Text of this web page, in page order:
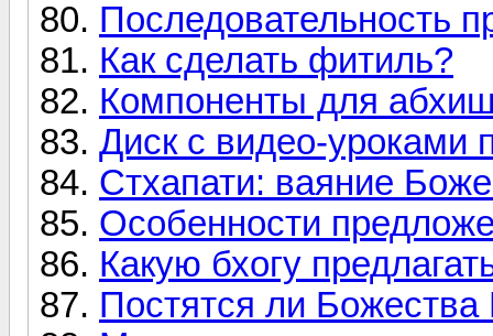
Последовательность
Как сделать фитиль?
Компоненты для
Диск с видео-уроками
Стхапати: ваяние
Особенности
Какую бхогу
Постятся ли